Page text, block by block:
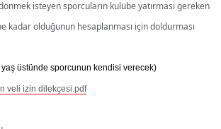
isteyen sporcuların kulübe yatırması gereken
kadar olduğunun hesaplanması için doldurması
üstünde sporcunun kendisi verecek)
veli izin dilekçesi.pdf